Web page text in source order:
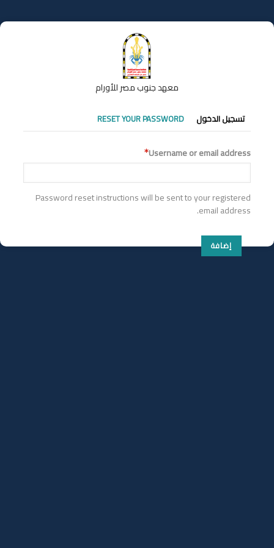
إلى
المحتوى
معهد جنوب مصر للأورام
التبويبات
الأساسية
تسجيل الدخول RESET YOUR PASSWORD
Username or email address
Password reset instructions will be sent to your registered
email address.